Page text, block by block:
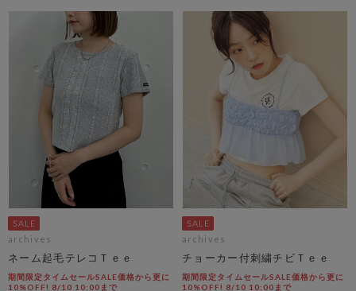
archives
ネーム起毛テレコＴｅｅ
期間限定タイムセールSALE価格から更に
10%OFF! 8/10 10:00まで
archives
チョーカー付刺繍チビＴｅｅ
期間限定タイムセールSALE価格から更に
10%OFF! 8/10 10:00まで